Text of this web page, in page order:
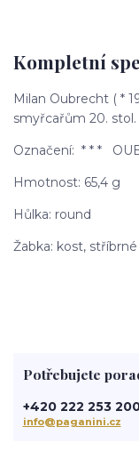
Kompletní
Milan Oubrecht ( *
smyřcařům 20. stol.
Označení: * * *
Hmotnost: 65,4 g
Hůlka: round
Žabka: kost,
Potřebujete
+420 222 253
info@paganini.cz